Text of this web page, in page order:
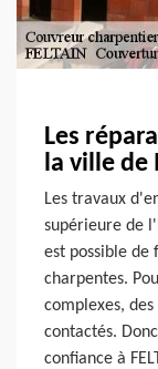
Les
la ville
Les travaux
supérieure de
est possible de
charpentes.
complexes,
contactés.
confiance à